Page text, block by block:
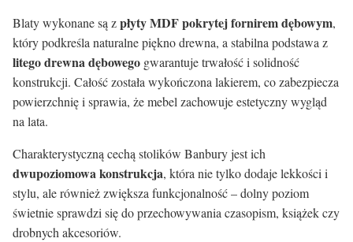
Blaty wykonane są zpłyty MDF pokrytej fornirem dębowym,
który podkreśla naturalne piękno drewna, a stabilna podstawa z
litego drewna dębowego gwarantuje trwałość i solidność
konstrukcji. Całość została wykończona lakierem, co zabezpiecza
powierzchnię i sprawia, że mebel zachowuje estetyczny wygląd
na lata.
Charakterystyczną cechą stolików Banbury jest ich
dwupoziomowa konstrukcja, która nie tylko dodaje lekkości i
stylu, ale również zwiększa funkcjonalność – dolny poziom
świetnie sprawdzi się do przechowywania czasopism, książek czy
drobnych akcesoriów.